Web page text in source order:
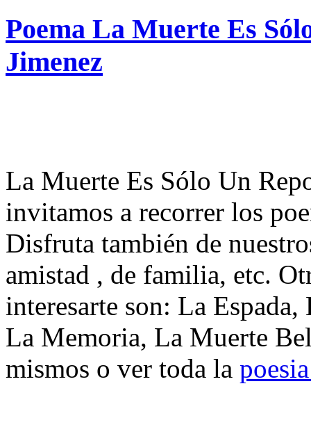
Poema La Muerte Es
Jimenez
La Muerte Es Sólo Un
invitamos a recorrer los
Disfruta también de
amistad , de familia, etc.
interesarte son: La
La Memoria, La Muerte
mismos o ver toda la